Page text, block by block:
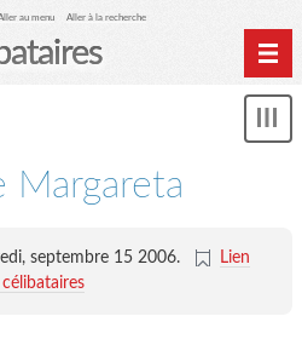
au menu Aller à la recherche
Margareta
septembre 15 2006.
Lien